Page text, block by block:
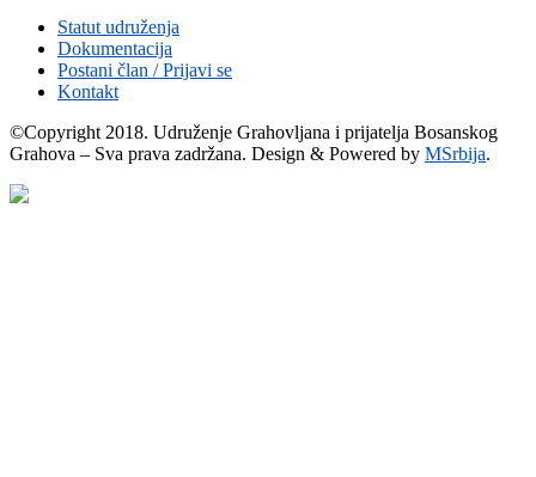
Statut udruženja
Dokumentacija
Postani član / Prijavi se
Kontakt
©Copyright 2018. Udruženje Grahovljana i prijatelja Bosanskog
Grahova – Sva prava zadržana. Design & Powered by MSrbija.